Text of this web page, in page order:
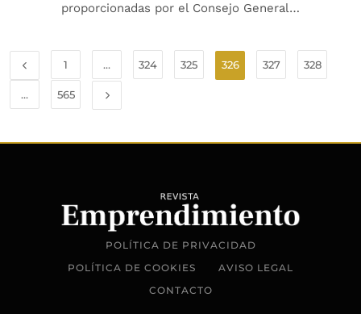
proporcionadas por el Consejo General…
1 … 324 325 326 327 328
… 565
POLÍTICA DE PRIVACIDAD
POLÍTICA DE COOKIES
AVISO LEGAL
CONTACTO